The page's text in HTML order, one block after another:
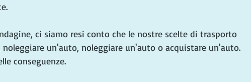
ci siamo resi conto che le nostre scelte di trasporto
un'auto, noleggiare un'auto o acquistare un'auto.
conseguenze.